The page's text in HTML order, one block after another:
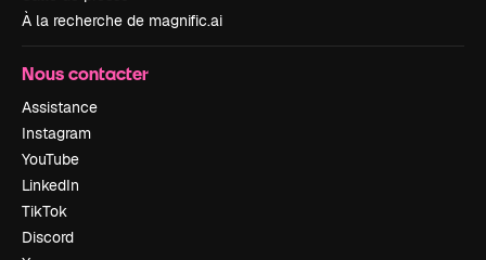
À la recherche de magnific.ai
Nous contacter
Assistance
Instagram
YouTube
LinkedIn
TikTok
Discord